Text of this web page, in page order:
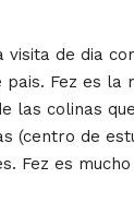
de dia
Fez es
las colinas
(centro de
es